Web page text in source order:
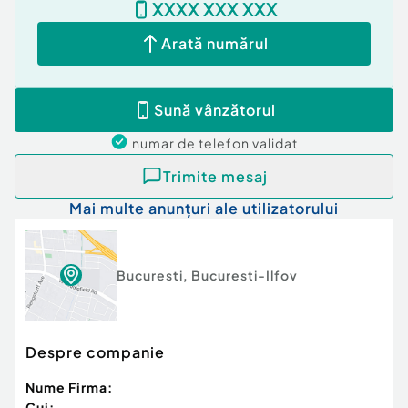
Beneficiaza de serviciile TET:
Grecia, Muntenegru, Regatul Unit, Dubai...)
Servicii de asigurari
Evaluari Autorizate ANEVAR
Servicii Property Management
ID intern: TET0022572
Confort:1
Tip imobil:Bloc de apartamente
Număr Băi:1
XXXX XXX XXX
Arată numărul
Sună vânzătorul
numar de telefon validat
Trimite mesaj
Mai multe anunțuri ale utilizatorului
Bucuresti, Bucuresti-Ilfov
Despre companie
Nume Firma: